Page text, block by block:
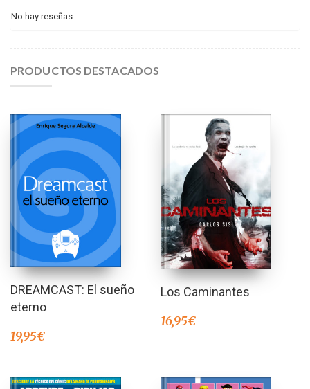
No hay reseñas.
PRODUCTOS DESTACADOS
DREAMCAST: El sueño
eterno
19,95€
Los Caminantes
16,95€